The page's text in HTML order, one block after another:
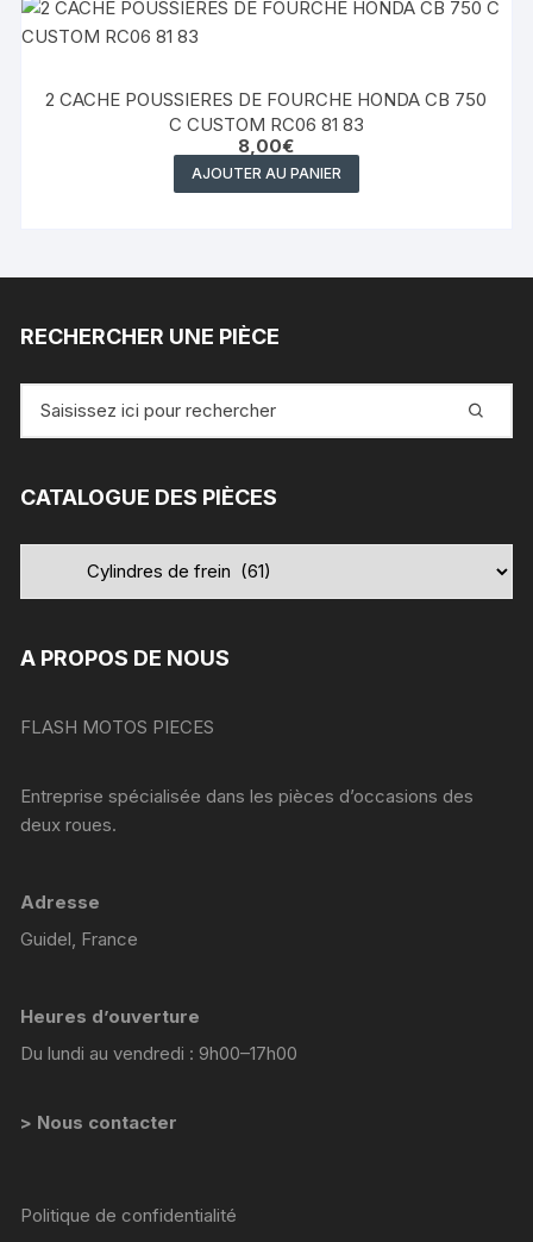
2 CACHE POUSSIERES DE FOURCHE HONDA CB 750
C CUSTOM RC06 81 83
8,00€
AJOUTER AU PANIER
RECHERCHER UNE PIÈCE
pour
CATALOGUE DES PIÈCES
A PROPOS DE NOUS
FLASH MOTOS PIECES
Entreprise spécialisée dans les pièces d’occasions des
deux roues.
Adresse
Guidel, France
Heures d’ouverture
Du lundi au vendredi : 9h00–17h00
> Nous contacter
Politique de confidentialité